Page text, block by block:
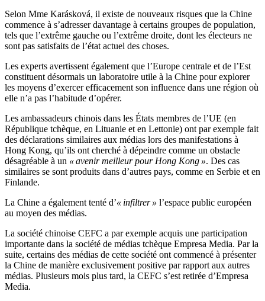
Selon Mme Karásková, il existe de nouveaux risques que la Chine
commence à s’adresser davantage à certains groupes de population,
tels que l’extrême gauche ou l’extrême droite, dont les électeurs ne
sont pas satisfaits de l’état actuel des choses.
Les experts avertissent également que l’Europe centrale et de l’Est
constituent désormais un laboratoire utile à la Chine pour explorer
les moyens d’exercer efficacement son influence dans une région où
elle n’a pas l’habitude d’opérer.
Les ambassadeurs chinois dans les États membres de l’UE (en
République tchèque, en Lituanie et en Lettonie) ont par exemple fait
des déclarations similaires aux médias lors des manifestations à
Hong Kong, qu’ils ont cherché à dépeindre comme un obstacle
désagréable à un « avenir meilleur pour Hong Kong ». Des cas
similaires se sont produits dans d’autres pays, comme en Serbie et en
Finlande.
La Chine a également tenté d’« infiltrer » l’espace public européen
au moyen des médias.
La société chinoise CEFC a par exemple acquis une participation
importante dans la société de médias tchèque Empresa Media. Par la
suite, certains des médias de cette société ont commencé à présenter
la Chine de manière exclusivement positive par rapport aux autres
médias. Plusieurs mois plus tard, la CEFC s’est retirée d’Empresa
Media.